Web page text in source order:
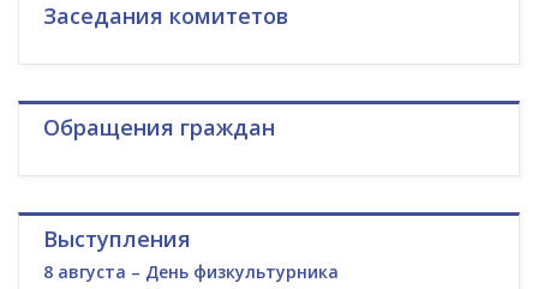
Заседания комитетов
Обращения граждан
Выступления
8 августа – День физкультурника